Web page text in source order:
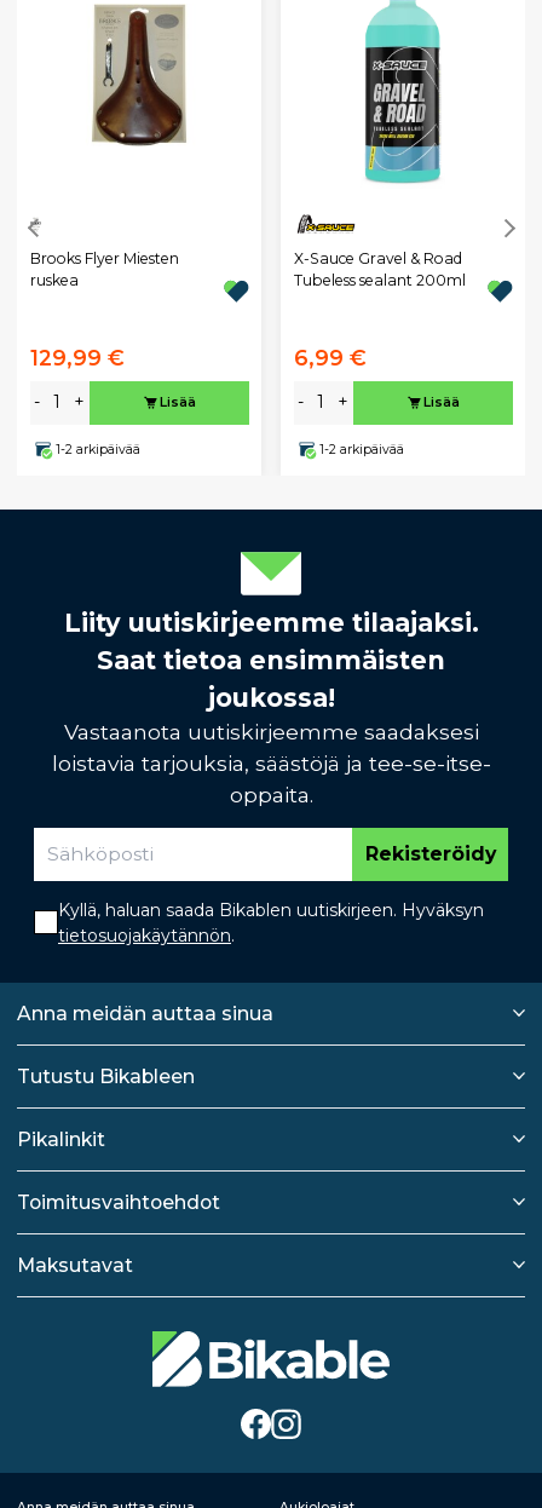
Brooks Flyer Miesten
ruskea
129,99 €
- + Lisää
1-2 arkipäivää
X-Sauce Gravel & Road
Tubeless sealant 200ml
6,99 €
- + Lisää
1-2 arkipäivää
Liity uutiskirjeemme tilaajaksi.
Saat tietoa ensimmäisten
joukossa!
Vastaanota uutiskirjeemme saadaksesi
loistavia tarjouksia, säästöjä ja tee-se-itse-
oppaita.
Rekisteröidy
Kyllä, haluan saada Bikablen uutiskirjeen. Hyväksyn
tietosuojakäytännön.
Anna meidän auttaa sinua
Tutustu Bikableen
Pikalinkit
Toimitusvaihtoehdot
Maksutavat